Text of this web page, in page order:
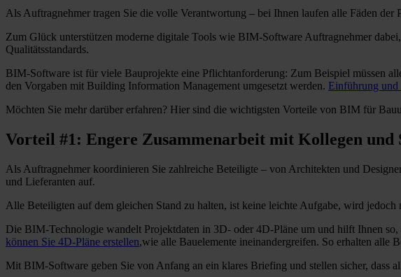
Als Auftragnehmer tragen Sie die volle Verantwortung – bei Ihnen laufen alle Fäden der
Zum Glück unterstützen moderne digitale Tools wie BIM-Software Auftragnehmer
Qualitätsstandards.
BIM-Software ist für viele Bauprojekte eine Pflichtanforderung: Zum Beispiel müssen
den Vorgaben mit Building Information Management umgesetzt werden. Einführung
Möchten Sie mehr darüber erfahren? Hier sind die wichtigsten Vorteile von BIM für
Vorteil #1: Engere Zusammenarbeit mit Kollegen und
Als Auftragnehmer koordinieren Sie zahlreiche Beteiligte – von Architekten und
und Lieferanten auf.
Alle Beteiligten auf dem gleichen Stand zu halten, ist keine leichte Aufgabe, wird
Die BIM-Technologie wandelt Projektdaten in 3D- oder 4D-Pläne um und hilft Ihnen
können Sie 4D-Pläne erstellen,wie alle Bauelemente ineinandergreifen. So erhalten alle
Mit BIM-Software geben Sie von Anfang an ein klares Briefing und stellen sicher, dass